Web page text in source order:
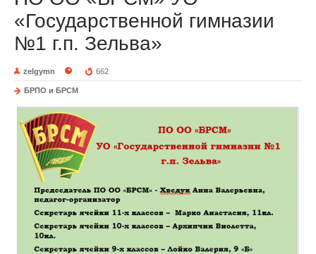
«Государственной гимназии
№1 г.п. Зельва»
zelgymn 662
БРПО и БРСМ